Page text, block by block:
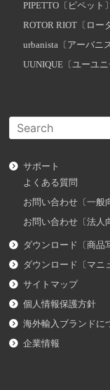
PIPETTO〔ピペット〕
ROTOR RIOT〔ロー
urbanista〔アーバニ
UUNIQUE〔ユーユニ
サポート
よくある質問
お問い合わせ〔一般
お問い合わせ〔法人
ダウンロード〔商品
ダウンロード〔マニ
サイトマップ
個人情報保護方針
海外輸入ブランドに
企業情報